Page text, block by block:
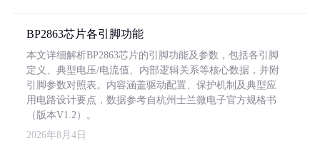
BP2863芯片各引脚功能
本文详细解析BP2863芯片的引脚功能及参数，包括各引脚
定义、典型电压/电流值、内部逻辑关系等核心数据，并附
引脚参数对照表。内容涵盖驱动配置、保护机制及典型应
用电路设计要点，数据参考自杭州士兰微电子官方规格书
（版本V1.2）。
2026年8月4日